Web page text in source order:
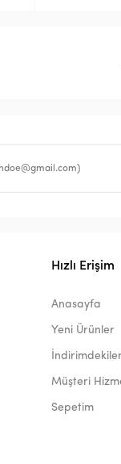
Hızlı Erişim
Anasayfa
Yeni Ürünler
İndirimdekiler
Müşteri
Sepetim